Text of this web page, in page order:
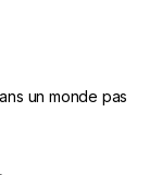
un monde pas